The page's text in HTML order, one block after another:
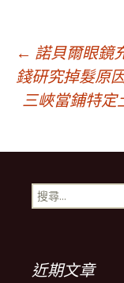
文
章
導
覽
列
← 諾貝爾眼鏡
錢研究掉髮原
三峽當鋪特定
搜
尋
近期文章